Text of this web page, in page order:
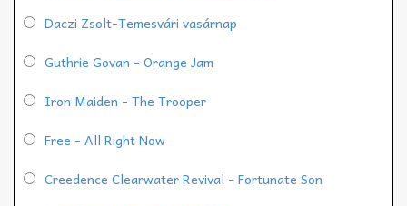
Daczi Zsolt-Temesvári vasárnap
Guthrie Govan - Orange Jam
Iron Maiden - The Trooper
Free - All Right Now
Creedence Clearwater Revival - Fortunate Son